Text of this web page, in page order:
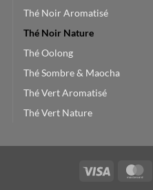
Thé Noir Aromatisé
Thé Noir Nature
Thé Oolong
Thé Sombre & Maocha
Thé Vert Aromatisé
Thé Vert Nature
Visa